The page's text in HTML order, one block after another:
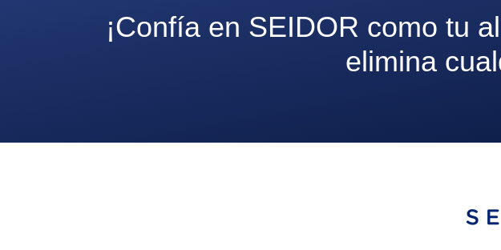
¡Confía en SEIDOR como tu
elimina